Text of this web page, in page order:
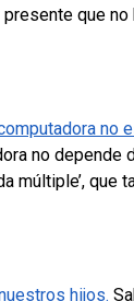
que
no
no depende
múltiple’,
hijos.